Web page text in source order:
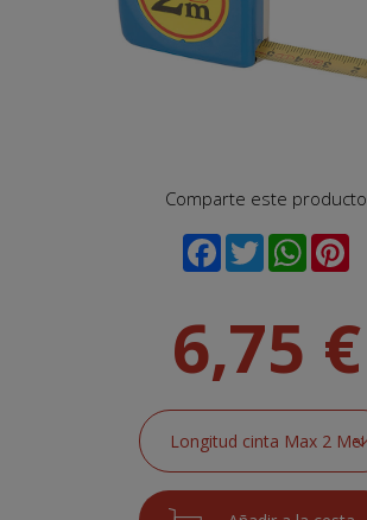
Comparte este producto
6,75 €